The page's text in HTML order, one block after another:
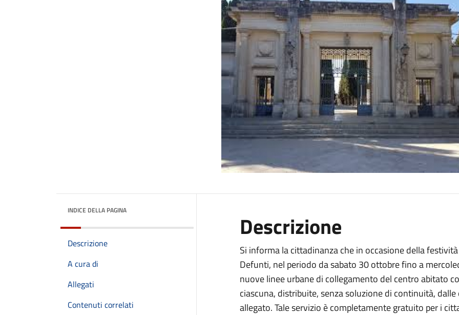
INDICE DELLA PAGINA
Descrizione
A cura di
Allegati
Contenuti correlati
Descrizione
Si informa la cittadinanza che in occasione della
Defunti, nel periodo da sabato 30 ottobre fino a
nuove linee urbane di collegamento del centro abitato
ciascuna, distribuite, senza soluzione di continuità,
allegato. Tale servizio è completamente gratuito per i